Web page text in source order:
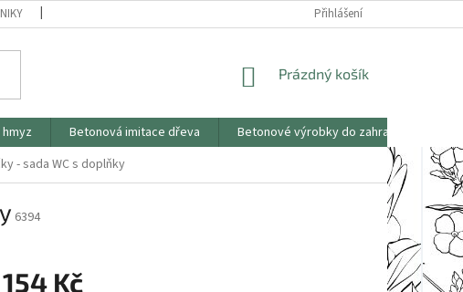
PODMÍNKY OCHRANY
Přihlášení
NÁKUPNÍ
Prázdný košík
Betonová imitace dřeva Betonové výrobky do zahrad
- sada WC s doplňky
6394
154 Kč